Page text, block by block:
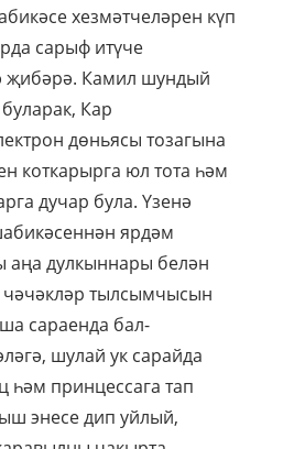
хезмәтчеләрен күп
сарыф итүче
җибәрә. Камил шундый
Кар
дөньясы тозагына
коткарырга юл тота һәм
дучар була. Үзенә
ярдәм
аңа дулкыннары белән
тылсымчысын
сараенда бал-
шулай ук сарайда
һәм принцессага тап
энесе дип уйлый,